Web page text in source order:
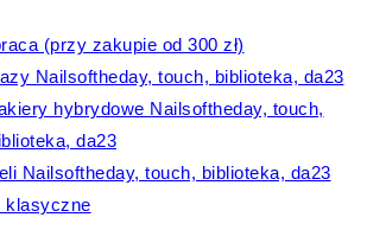
(przy zakupie od 300 zł)
Nailsoftheday, touch, biblioteka, da23
hybrydowe Nailsoftheday, touch,
da23
Nailsoftheday, touch, biblioteka, da23
klasyczne